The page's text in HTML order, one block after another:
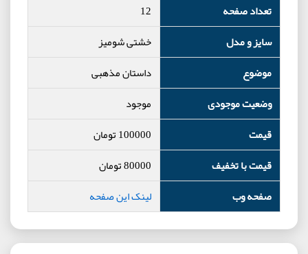
تعداد صفحه
12
سایز و مدل
خشتی شومیز
موضوع
داستان مذهبی
وضعیت موجودی
موجود
قیمت
100000تومان
قیمت با تخفیف
80000تومان
صفحه وب
لینک این صفحه